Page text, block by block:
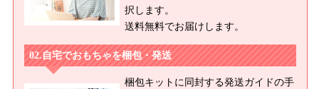
択します。
送料無料でお届けします。
自宅でおもちゃを梱包・発送
梱包キットに同封する発送ガイドの手